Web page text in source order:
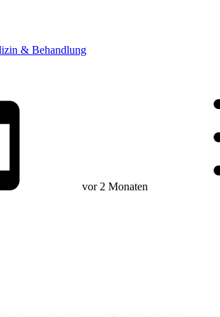
& Behandlung
vor 2 Monaten